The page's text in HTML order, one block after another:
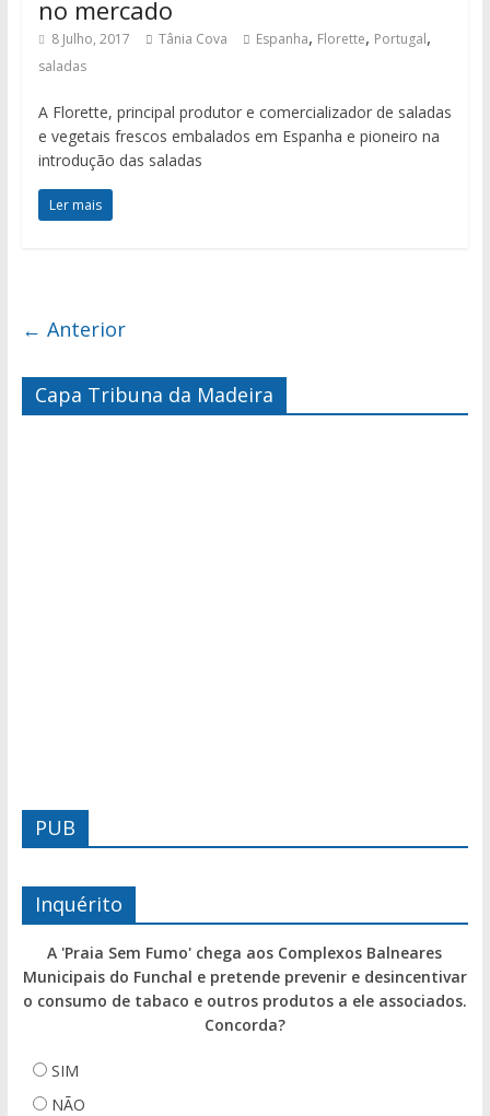
no mercado
8 Julho, 2017 Tânia Cova Espanha, Florette, Portugal,
saladas
A Florette, principal produtor e comercializador de saladas
e vegetais frescos embalados em Espanha e pioneiro na
introdução das saladas
Ler mais
← Anterior
Capa Tribuna da Madeira
PUB
Inquérito
A 'Praia Sem Fumo' chega aos Complexos Balneares
Municipais do Funchal e pretende prevenir e desincentivar
o consumo de tabaco e outros produtos a ele associados.
Concorda?
SIM
NÃO